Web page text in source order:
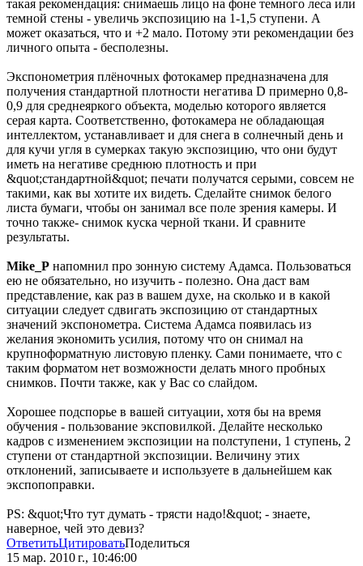
такая рекомендация: снимаешь лицо на фоне темного леса или
темной стены - увеличь экспозицию на 1-1,5 ступени. А
может оказаться, что и +2 мало. Потому эти рекомендации без
личного опыта - бесполезны.
Экспонометрия плёночных фотокамер предназначена для
получения стандартной плотности негатива D примерно 0,8-
0,9 для среднеяркого объекта, моделью которого является
серая карта. Соответственно, фотокамера не обладающая
интеллектом, устанавливает и для снега в солнечный день и
для кучи угля в сумерках такую экспозицию, что они будут
иметь на негативе среднюю плотность и при
&quot;стандартной&quot; печати получатся серыми, совсем не
такими, как вы хотите их видеть. Сделайте снимок белого
листа бумаги, чтобы он занимал все поле зрения камеры. И
точно также- снимок куска черной ткани. И сравните
результаты.
Mike_P напомнил про зонную систему Адамса. Пользоваться
ею не обязательно, но изучить - полезно. Она даст вам
представление, как раз в вашем духе, на сколько и в какой
ситуации следует сдвигать экспозицию от стандартных
значений экспонометра. Система Адамса появилась из
желания экономить усилия, потому что он снимал на
крупноформатную листовую пленку. Сами понимаете, что с
таким форматом нет возможности делать много пробных
снимков. Почти также, как у Вас со слайдом.
Хорошее подспорье в вашей ситуации, хотя бы на время
обучения - пользование эксповилкой. Делайте несколько
кадров с изменением экспозиции на полступени, 1 ступень, 2
ступени от стандартной экспозиции. Величину этих
отклонений, записываете и используете в дальнейшем как
экспопоправки.
PS: &quot;Что тут думать - трясти надо!&quot; - знаете,
наверное, чей это девиз?
ОтветитьЦитироватьПоделиться
15 мар. 2010 г., 10:46:00